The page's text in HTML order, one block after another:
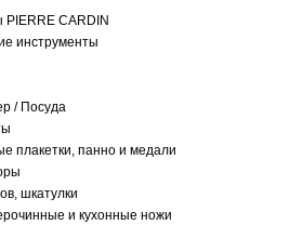
PIERRE CARDIN
инструменты
/ Посуда
плакетки, панно и медали
шкатулки
и кухонные ножи